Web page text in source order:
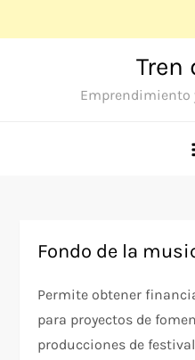
Tren
Emprendimiento
Fondo de la
Permite obtener
para proyectos de
producciones de